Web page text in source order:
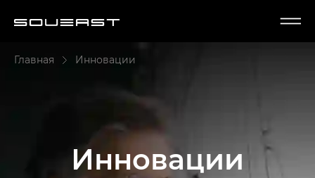
Главная Инновации
Инновации